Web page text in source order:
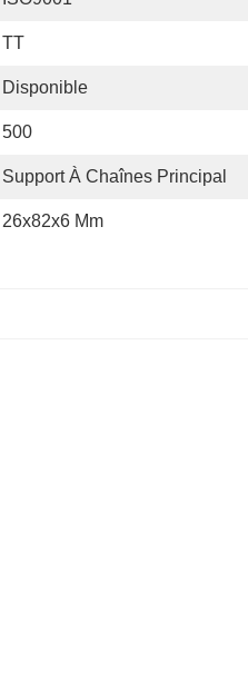
TT
Disponible
500
Support À Chaînes Principal
26x82x6 Mm